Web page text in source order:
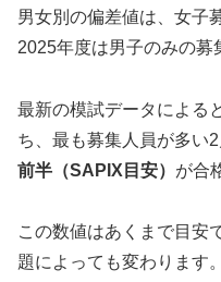
男女別の偏差値は、女子
2025年度は男子のみの募
最新の模試データによる
ち、最も募集人員が多い2
前半（SAPIX目安） が合
この数値はあくまで目安
題によっても変わります